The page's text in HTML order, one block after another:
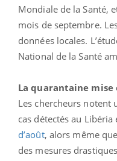
Mondiale de la Santé,
mois de septembre.
données locales.
National de la Santé
La quarantaine mise
Les chercheurs notent
cas détectés au Libéria
d’août, alors même
des mesures